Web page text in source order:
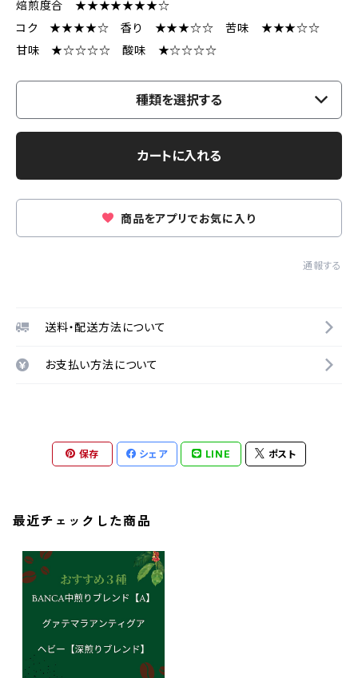
焙煎度合 ★★★★★★★☆
コク ★★★★☆ 香り ★★★☆☆ 苦味 ★★★☆☆
甘味 ★☆☆☆☆ 酸味 ★☆☆☆☆
種類を選択する
カートに入れる
商品をアプリでお気に入り
通報する
送料・配送方法について
お支払い方法について
保存 シェア LINE ポスト
最近チェックした商品